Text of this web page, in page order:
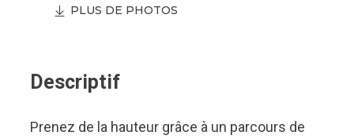
PLUS DE PHOTOS
Descriptif
Prenez de la hauteur grâce à un parcours de